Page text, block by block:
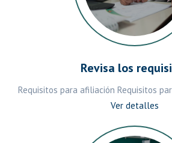
Revisa los
Requisitos para afiliación Requisitos
Ver detalles